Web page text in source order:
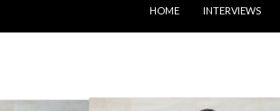
HOME
INTERVIEWS